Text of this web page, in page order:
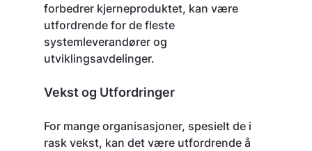
forbedrer kjerneproduktet, kan være
utfordrende for de fleste
systemleverandører og
utviklingsavdelinger.
Vekst og Utfordringer
For mange organisasjoner, spesielt de i
rask vekst, kan det være utfordrende å